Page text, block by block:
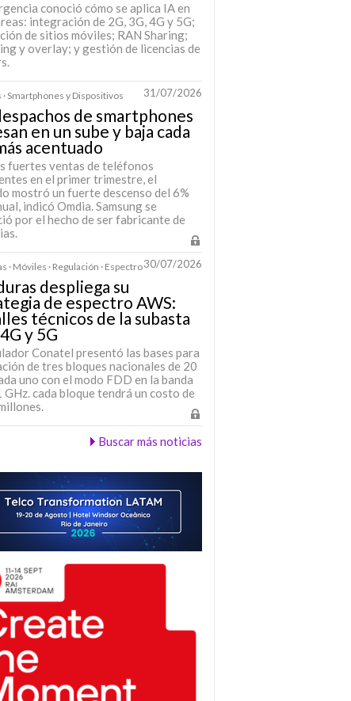
conoció cómo se aplica IA en
integración de 2G, 3G, 4G y 5G;
de sitios móviles; RAN Sharing;
y overlay; y gestión de licencias de
· Smartphones y Dispositivos 31/07/2026
de smartphones
en un sube y baja cada
acentuado
fuertes ventas de teléfonos
en el primer trimestre, el
mostró un fuerte descenso del 6%
indicó Omdia. Samsung se
por el hecho de ser fabricante de
· Móviles · Regulación · Espectro30/07/2026
despliega su
de espectro AWS:
técnicos de la subasta
y 5G
Conatel presentó las bases para
de tres bloques nacionales de 20
uno con el modo FDD en la banda
GHz. cada bloque tendrá un costo de
Buscar más noticias